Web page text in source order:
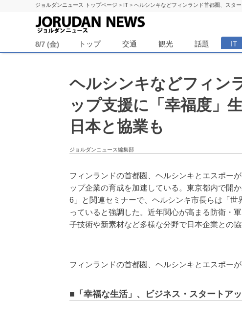
ジョルダンニュース トップページ > IT > ヘルシンキなどフィンランド首都圏、スタ
8/7 (金) トップ 交通 観光 話題 IT
ヘルシンキなどフィン
ップ支援に「幸福度」
日本と協業も
ジョルダンニュース編集部
フィンランドの首都圏、ヘルシンキとエスポー
ップ企業の育成を加速している。東京都内で開
6」と関連セミナーで、ヘルシンキ市長らは「
っていると強調した。近年関心が高まる防衛・
子技術や新素材など多様な分野で日本企業との協
フィンランドの首都圏、ヘルシンキとエスポー
■「幸福な生活」、ビジネス・スタートア